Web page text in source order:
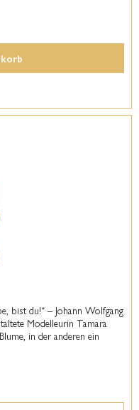
bist du!“ – Johann Wolfgang
Modelleurin Tamara
in der anderen ein